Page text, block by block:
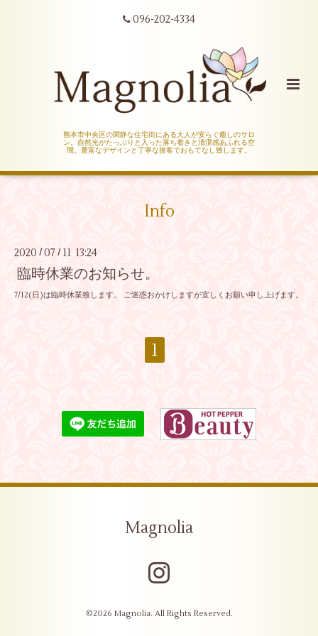
096-202-4334
熊本市中央区の閑静な住宅街にある大人が安らぐ癒しのサロ
ン。自然光がたっぷりと入った落ち着きと清潔感あふれる空
間。豊富なデザインと丁寧な接客でおもてなし致します。
Info
2020 /07 / 11 13:24
臨時休業のお知らせ。
7/12(日)は臨時休業致します。 ご迷惑おかけしますが宜しくお願い申し上げます。
1
Magnolia
©2026 Magnolia. All Rights Reserved.